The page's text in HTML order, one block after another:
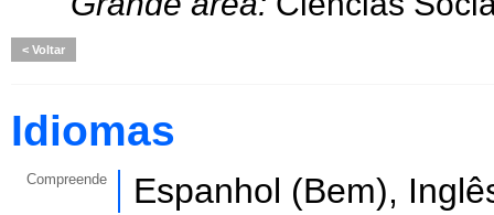
Voltar
Idiomas
Compreende Espanhol (Bem),